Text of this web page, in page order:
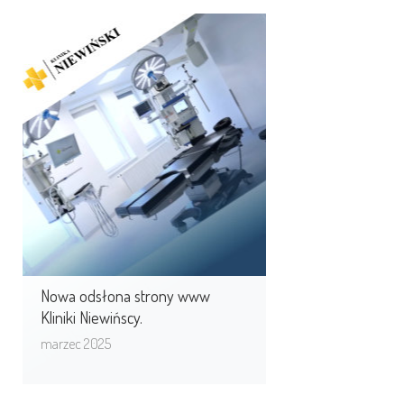
Nowa odsłona strony www
Kliniki Niewińscy.
marzec 2025
Nowa odsłona strony www
Kliniki Niewińscy.
Wraz z poszerzeniem wachlarza
usług medycznych, niezbędna była
również zmiana wizerunku Kliniki
w sieci. ...